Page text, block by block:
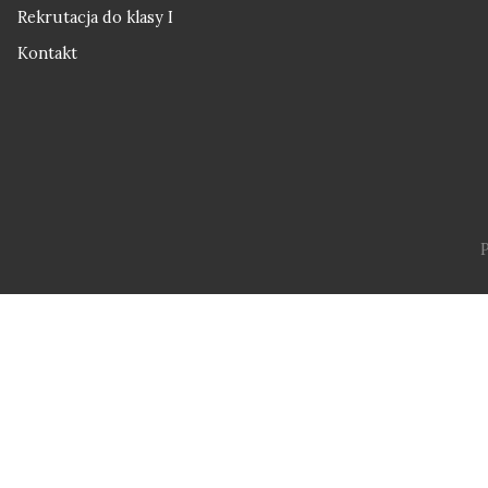
Rekrutacja do klasy I
Kontakt